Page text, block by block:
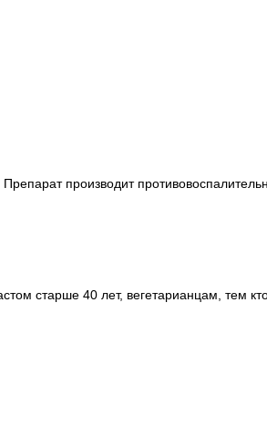
производит
старше 40 лет, вегетарианцам, тем